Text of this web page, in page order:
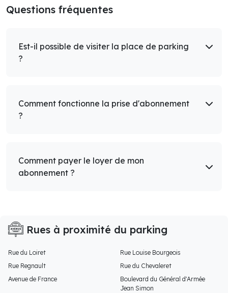
Questions fréquentes
Est-il possible de visiter la place de parking
?
Comment fonctionne la prise d'abonnement
?
Comment payer le loyer de mon
abonnement ?
Rues à proximité du parking
Rue du Loiret
Rue Louise Bourgeois
Rue Regnault
Rue du Chevaleret
Avenue de France
Boulevard du Général d'Armée
Jean Simon